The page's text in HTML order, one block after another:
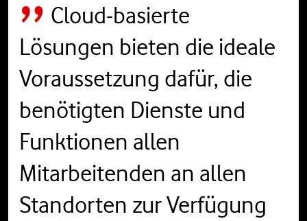
Cloud-basierte
Lösungen bieten die ideale
Voraussetzung dafür, die
benötigten Dienste und
Funktionen allen
Mitarbeitenden an allen
Standorten zur Verfügung